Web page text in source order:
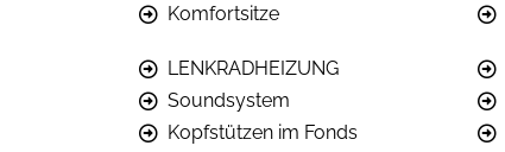
Komfortsitze
LENKRADHEIZUNG
Soundsystem
Kopfstützen im Fonds